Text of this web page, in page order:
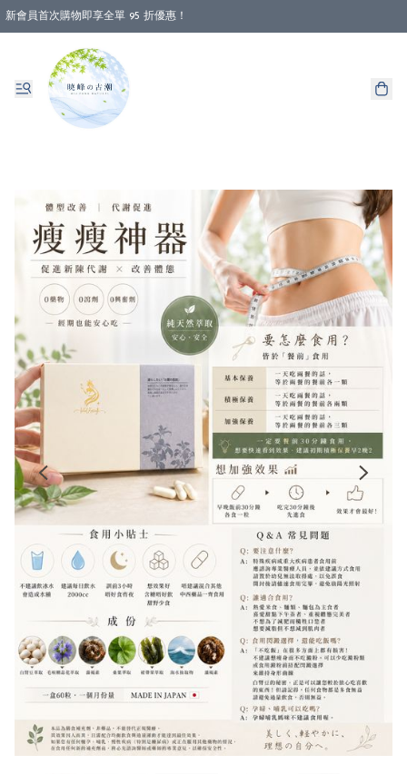
新會員首次購物即享全單 95 折優惠！
消費即享全單 88 折優惠！